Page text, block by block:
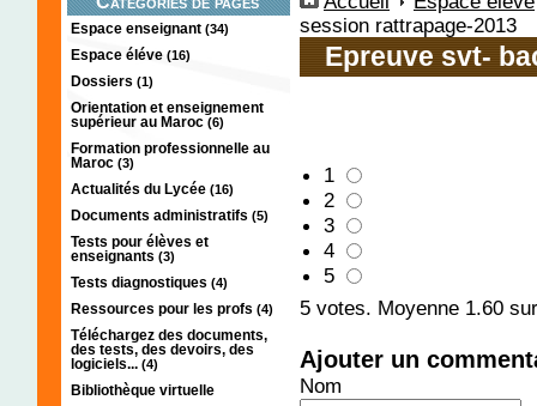
Espace enseignant (34)
Espace éléve (16)
Dossiers (1)
Orientation et enseignement
supérieur au Maroc (6)
Formation professionnelle au
Maroc (3)
Actualités du Lycée (16)
Documents administratifs (5)
Tests pour élèves et
enseignants (3)
Tests diagnostiques (4)
Ressources pour les profs (4)
Téléchargez des documents,
des tests, des devoirs, des
logiciels... (4)
Bibliothèque virtuelle
session rattrapage-2013
Epreuve svt-
1
2
3
4
5
5 votes. Moyenne 1.60
Ajouter un
Nom